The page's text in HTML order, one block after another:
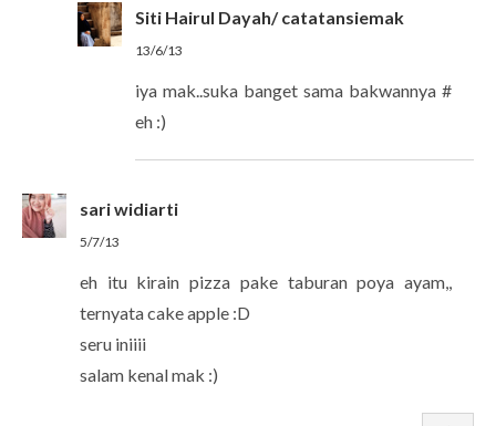
Siti Hairul Dayah/ catatansiemak
13/6/13
iya mak..suka banget sama bakwannya #
eh :)
sari widiarti
5/7/13
eh itu kirain pizza pake taburan poya ayam,,
ternyata cake apple :D
seru iniiii
salam kenal mak :)